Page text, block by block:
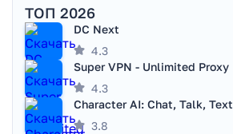
ТОП 2026
DC Next
4.3
Super VPN - Unlimited Proxy
4.3
Character AI: Chat, Talk, Text
3.8